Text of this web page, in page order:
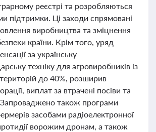
реєстрі та розробляються
підтримки. Ці заходи спрямовані
виробництва та зміцнення
країни. Крім того, уряд
за українську
техніку для агровиробників із
до 40%, розширив
виплат за втрачені посіви та
також програми
засобами радіоелектронної
ворожим дронам, а також